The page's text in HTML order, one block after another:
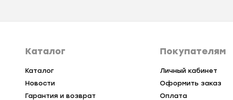
Каталог
Каталог
Новости
Гарантия и возврат
Покупателям
Личный кабинет
Оформить заказ
Оплата